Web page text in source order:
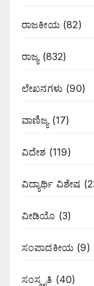
ರಾಜಕೀಯ(82)
ರಾಜ್ಯ(832)
ಲೇಖನಗಳು (90)
ವಾಣಿಜ್ಯ(17)
ವಿದೇಶ (119)
ವಿದ್ಯಾರ್ಥಿ ವಿಶೇಷ
ವೀಡಿಯೊ (3)
ಸಂಪಾದಕೀಯ (9)
ಸಂಸ್ಕೃತಿ (40)